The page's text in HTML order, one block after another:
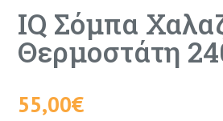
IQ Σόμπα
Θερμοστάτη
55,00€